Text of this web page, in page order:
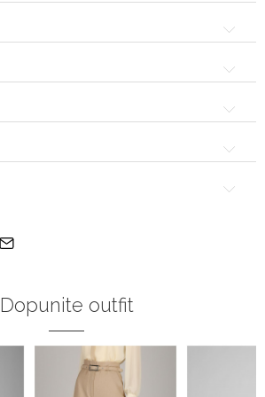
Dopunite outfit